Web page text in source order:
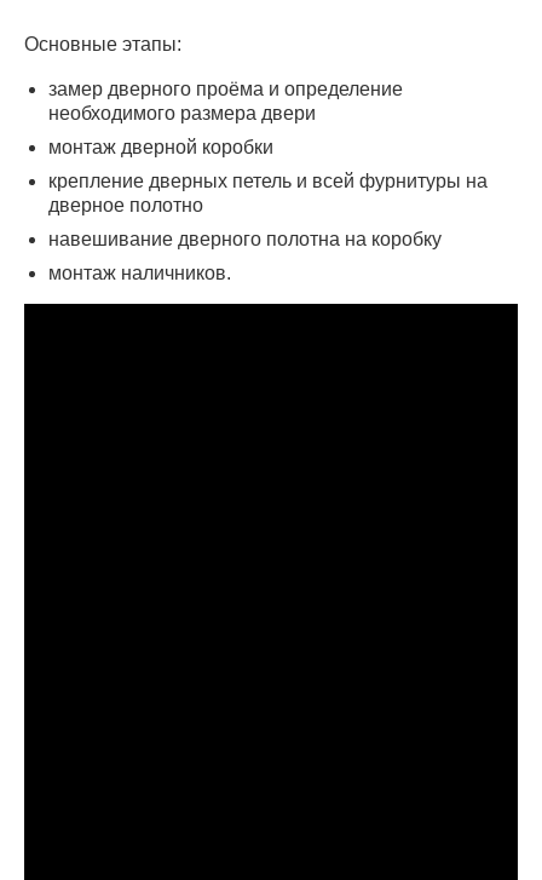
Основные этапы:
замер дверного проёма и определение
необходимого размера двери
монтаж дверной коробки
крепление дверных петель и всей фурнитуры на
дверное полотно
навешивание дверного полотна на коробку
монтаж наличников.